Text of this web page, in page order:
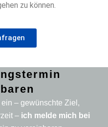
zu können.
– gewünschte Ziel,
– ich melde mich bei